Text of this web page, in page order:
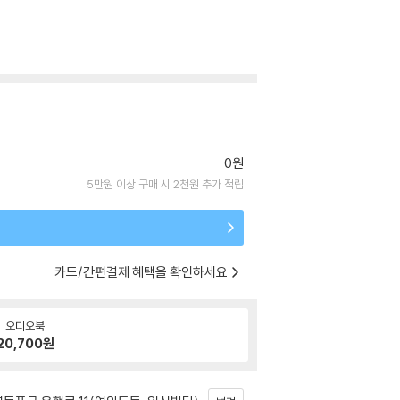
0원
5만원 이상 구매 시 2천원 추가 적립
카드/간편결제 혜택을 확인하세요
오디오북
원